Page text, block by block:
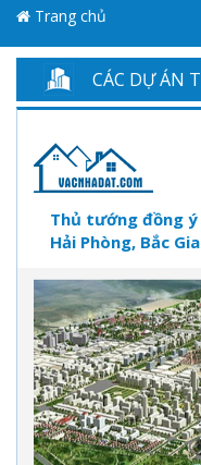
Trang chủ
CÁC DỰ ÁN
Thủ tướng đồng
Hải Phòng, Bắc